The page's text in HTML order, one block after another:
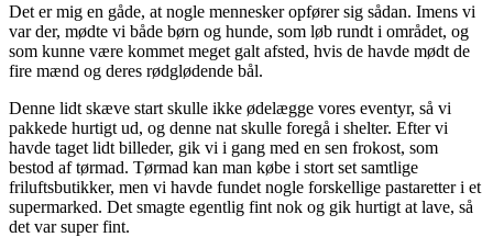
Det er mig en gåde, at nogle mennesker opfører sig sådan. Imens vi
var der, mødte vi både børn og hunde, som løb rundt i området, og
som kunne være kommet meget galt afsted, hvis de havde mødt de
fire mænd og deres rødglødende bål.
Denne lidt skæve start skulle ikke ødelægge vores eventyr, så vi
pakkede hurtigt ud, og denne nat skulle foregå i shelter. Efter vi
havde taget lidt billeder, gik vi i gang med en sen frokost, som
bestod af tørmad. Tørmad kan man købe i stort set samtlige
friluftsbutikker, men vi havde fundet nogle forskellige pastaretter i et
supermarked. Det smagte egentlig fint nok og gik hurtigt at lave, så
det var super fint.